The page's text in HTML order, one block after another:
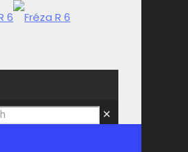
✕